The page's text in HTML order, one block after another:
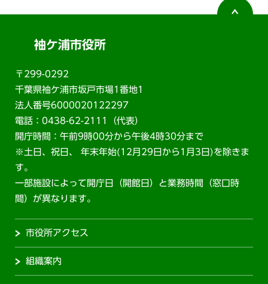
袖ケ浦市役所
〒299-0292
千葉県袖ケ浦市坂戸市場1番地1
法人番号6000020122297
電話：0438-62-2111（代表）
開庁時間：午前9時00分から午後4時30分まで
※土日、祝日、 年末年始(12月29日から1月3日)を除きま
す。
一部施設によって開庁日（開館日）と業務時間（窓口時
間）が異なります。
市役所アクセス
組織案内